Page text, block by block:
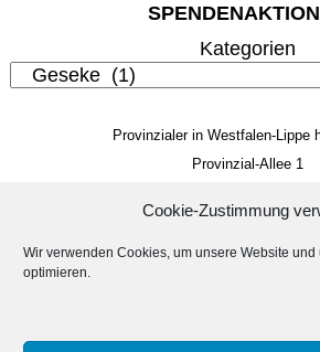
Cookie-Zustimmung
Wir verwenden Cookies, um unsere Website und
optimieren.
Kategorien
Provinzialer in Westfalen-Lippe
Provinzial-Allee 1
Mitglieds- und
IBAN: DE 85 4005 0150 0034
Datenschutzerklärung